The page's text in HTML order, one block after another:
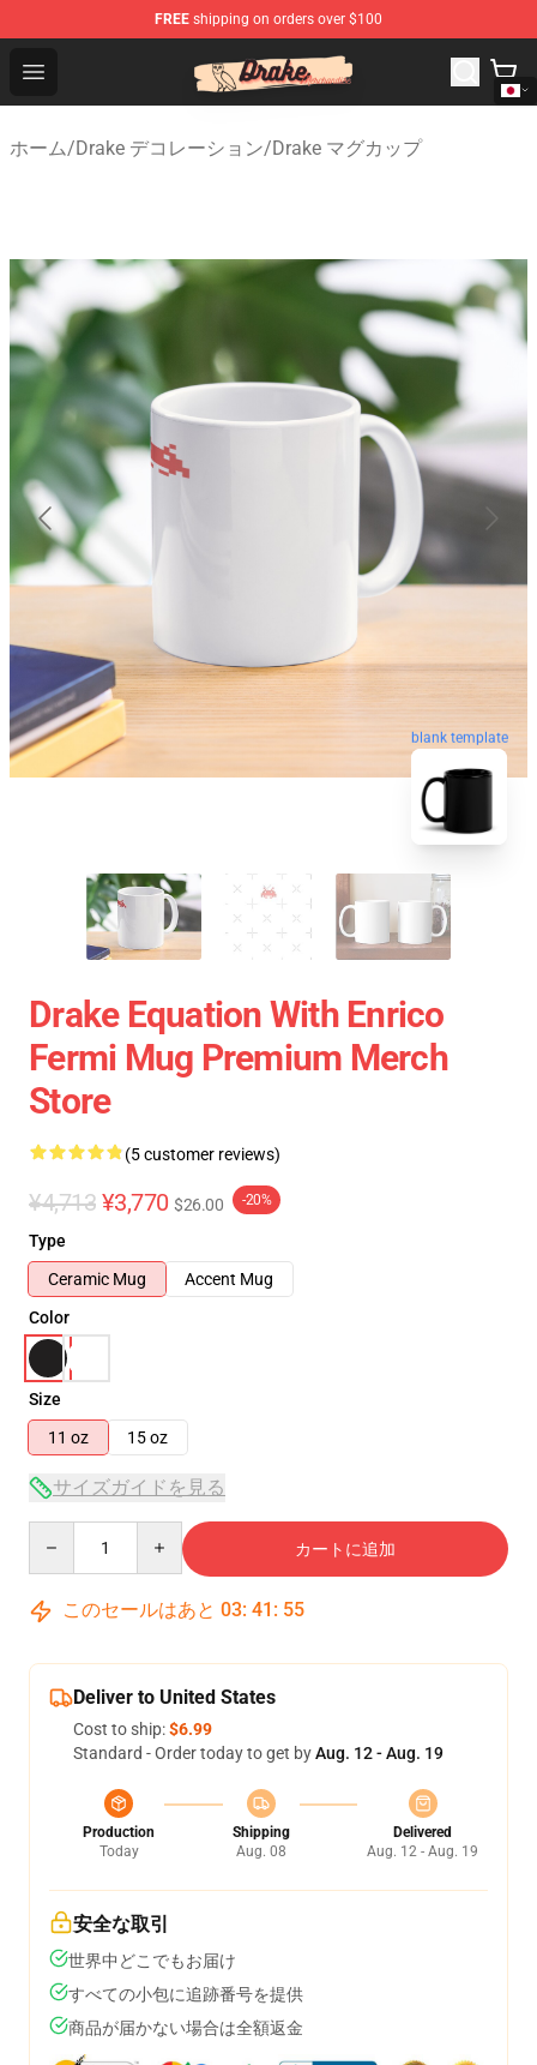
FREE shipping on orders over $100
Open menu
Drake Shop - Official Drake Merchandise Store
ホーム/Drake デコレーション/Drake マグカップ
blank template
Drake Equation With Enrico
Fermi Mug Premium Merch
Store
(5 customer reviews)
¥4,713 ¥3,770 $26.00 -20%
Type
Ceramic Mug
Accent Mug
Color
Size
11 oz
15 oz
サイズガイドを見る
カートに追加
このセールはあと 03: 41 : 54
Deliver to United States
Cost to ship:$6.99
Standard - Order today to get byAug. 12 - Aug. 19
Production
Today
Shipping
Aug. 08
Delivered
Aug. 12 - Aug. 19
安全な取引
世界中どこでもお届け
すべての小包に追跡番号を提供
商品が届かない場合は全額返金